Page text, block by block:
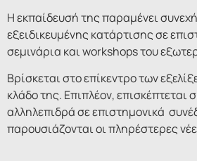
Η εκπαίδευσή της παραμένει
εξειδικευμένης κατάρτισης σε
σεμινάρια και workshops του
Βρίσκεται στο επίκεντρο των
κλάδο της. Επιπλέον, επισκέπτεται
αλληλεπιδρά σε επιστημονικά
παρουσιάζονται οι πληρέστερες